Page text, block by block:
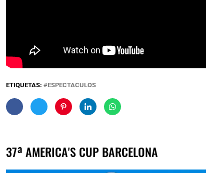
ETIQUETAS: ESPECTACULOS
37ª AMERICA'S CUP BARCELONA